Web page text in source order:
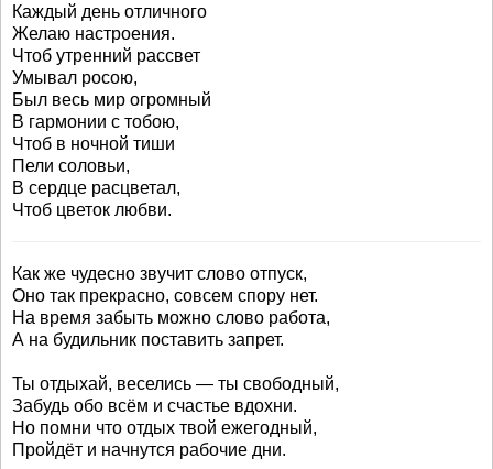
Каждый день отличного
Желаю настроения.
Чтоб утренний рассвет
Умывал росою,
Был весь мир огромный
В гармонии с тобою,
Чтоб в ночной тиши
Пели соловьи,
В сердце расцветал,
Чтоб цветок любви.
Как же чудесно звучит слово отпуск,
Оно так прекрасно, совсем спору нет.
На время забыть можно слово работа,
А на будильник поставить запрет.
Ты отдыхай, веселись — ты свободный,
Забудь обо всём и счастье вдохни.
Но помни что отдых твой ежегодный,
Пройдёт и начнутся рабочие дни.